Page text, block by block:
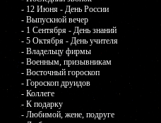
- 12 Июня - День России
- Выпускной вечер
- 1 Сентября - День знаний
- 5 Октября - День учителя
- Владельцу фирмы
- Военным, призывникам
- Восточный гороскоп
- Гороскоп друидов
- Коллеге
- К подарку
- Любимой, жене, подруге